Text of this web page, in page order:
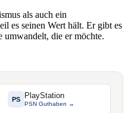
als auch ein
es seinen Wert hält. Er gibt es
umwandelt, die er möchte.
PS PlayStation
PSN Guthaben →